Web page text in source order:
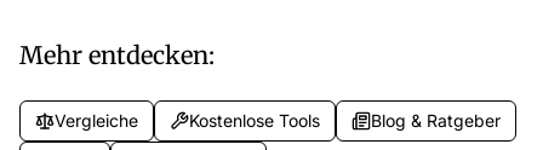
Mehr entdecken:
Vergleiche Kostenlose Tools
Blog & Ratgeber